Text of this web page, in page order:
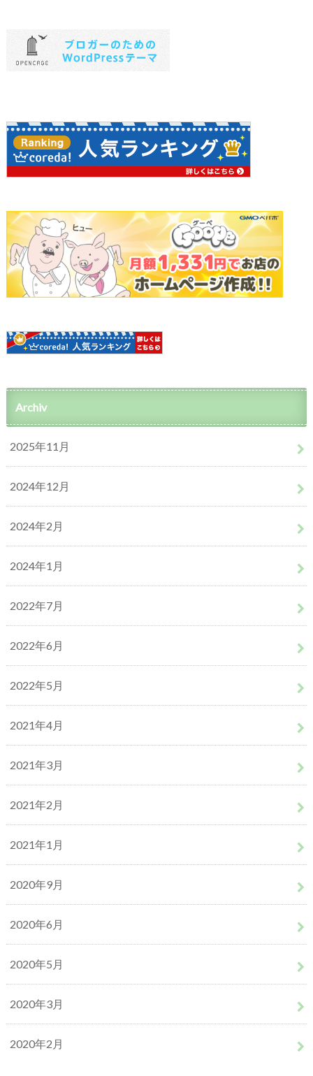
Archiv
2025年11月
2024年12月
2024年2月
2024年1月
2022年7月
2022年6月
2022年5月
2021年4月
2021年3月
2021年2月
2021年1月
2020年9月
2020年6月
2020年5月
2020年3月
2020年2月